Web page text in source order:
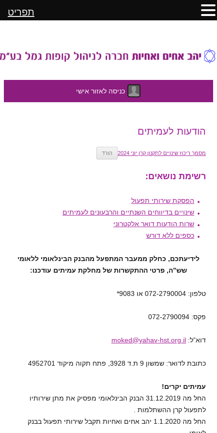
כניסה לאזור אישי
הודעות לעמיתים
מסמך ריכוז שינויים לתקנון קרן יוני 2024 הורד
רשימת נושאים:
הפסקת שירותי תפעול
שינויים בדיווחים השנתיים והרבעונים לעמיתים
שרות הודעות דואר אלקטרוני
כספים ללא דורש
לידיעתכם, כחלק ממעבר המתפעל מהבנק הבינלאומי ללאומי
שש”ה, פרטי ההתקשרות של מחלקת עמיתים עודכנו:
טלפון: 072-2790004 או 9083*
פקס: 072-2790094
דוא”ל: moked@yahav-hst.org.il
כתובת לדואר: שמשון 9 ת.ד 3928, פתח תקוה מיקוד 4952701
עמיתים יקרים!
החל מה 31.12.2019 הבנק הבינלאומי מפסיק את מתן שירותיו
לתפעול קרן ההשתלמות .
החל מה 1.1.2020 יהב אחים ואחיות תקבל שירותי תפעול בבנק
תפריט